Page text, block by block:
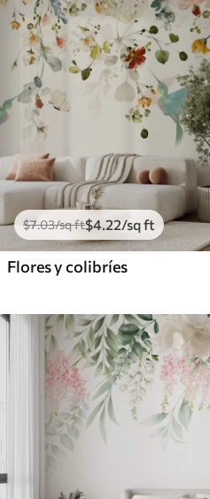
$7.03/sq ft$4.22/sq ft
Flores y colibríes